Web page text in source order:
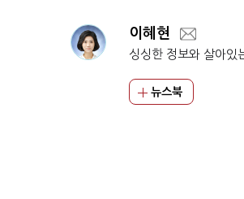
이혜현
싱싱한 정보와 살아있
뉴스북